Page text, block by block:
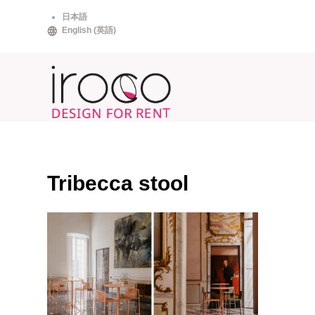
日本語
English (英語)
Tribecca stool